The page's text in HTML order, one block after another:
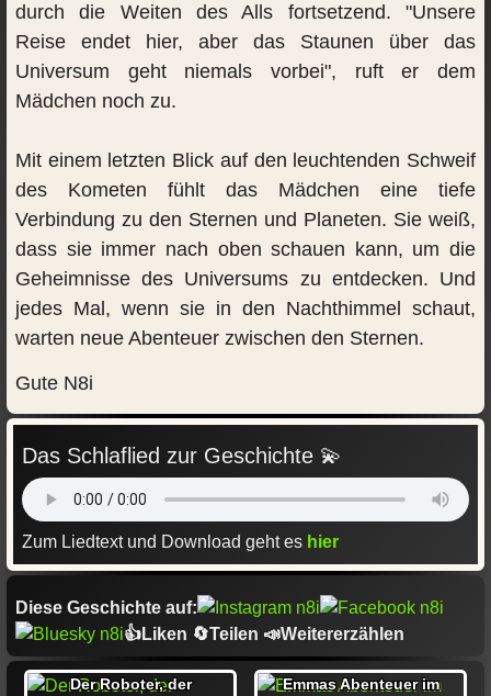
durch die Weiten des Alls fortsetzend. "Unsere
Reise endet hier, aber das Staunen über das
Universum geht niemals vorbei", ruft er dem
Mädchen noch zu.
Mit einem letzten Blick auf den leuchtenden Schweif
des Kometen fühlt das Mädchen eine tiefe
Verbindung zu den Sternen und Planeten. Sie weiß,
dass sie immer nach oben schauen kann, um die
Geheimnisse des Universums zu entdecken. Und
jedes Mal, wenn sie in den Nachthimmel schaut,
warten neue Abenteuer zwischen den Sternen.
Gute N8i
Diese Geschichte auf:
👍Liken 🔄Teilen 📣Weitererzählen
Der Roboter, der
Emmas Abenteuer im
Das Schlaflied zur Geschichte 💫
Zum Liedtext und Download geht es hier